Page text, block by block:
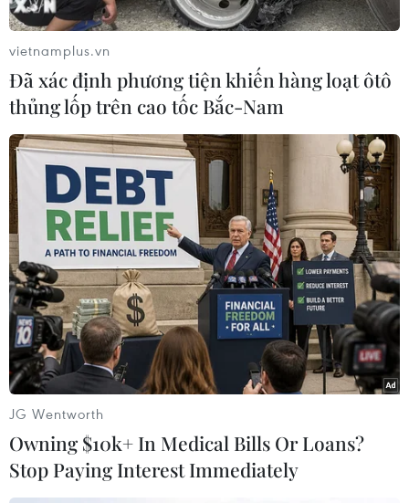
#Kinh tế Việt Nam #Xuất khẩu
#Nhập khẩu
vietnamplus.vn
Đã xác định phương tiện khiến hàng loạt ôtô
thủng lốp trên cao tốc Bắc-Nam
JG Wentworth
Owning $10k+ In Medical Bills Or Loans?
Stop Paying Interest Immediately